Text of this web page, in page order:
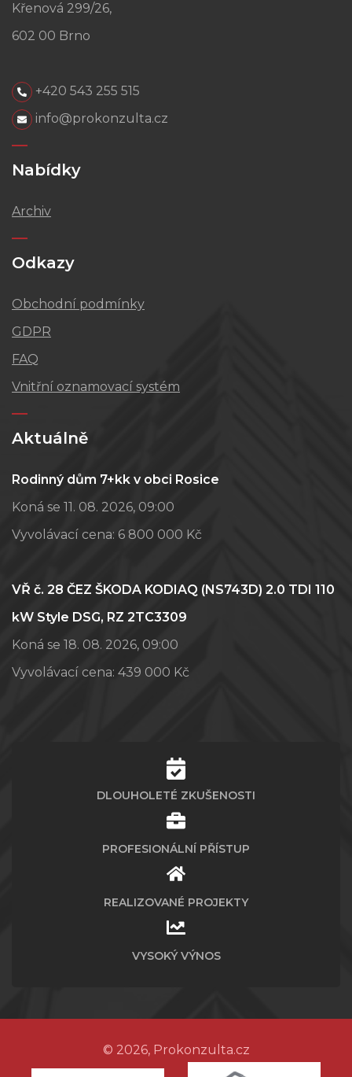
Křenová 299/26,
602 00 Brno
+420 543 255 515
info@prokonzulta.cz
Nabídky
Archiv
Odkazy
Obchodní podmínky
GDPR
FAQ
Vnitřní oznamovací systém
Aktuálně
Rodinný dům 7+kk v obci Rosice
Koná se 11. 08. 2026, 09:00
Vyvolávací cena: 6 800 000 Kč
VŘ č. 28 ČEZ ŠKODA KODIAQ (NS743D) 2.0 TDI 110
kW Style DSG, RZ 2TC3309
Koná se 18. 08. 2026, 09:00
Vyvolávací cena: 439 000 Kč
DLOUHOLETÉ ZKUŠENOSTI
PROFESIONÁLNÍ PŘÍSTUP
REALIZOVANÉ PROJEKTY
VYSOKÝ VÝNOS
© 2026, Prokonzulta.cz